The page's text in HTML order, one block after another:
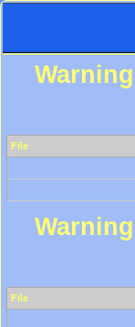
Warning
File
Warning
File